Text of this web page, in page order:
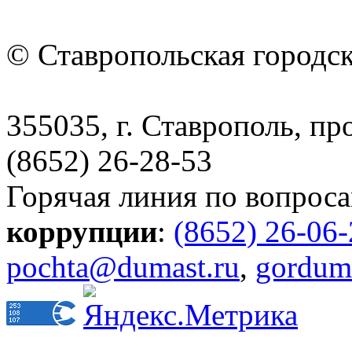
© Ставропольская
355035, г. Ставрополь,
(8652) 26-28-53
Горячая линия по
коррупции: (8652) 26-
pochta@dumast.ru,